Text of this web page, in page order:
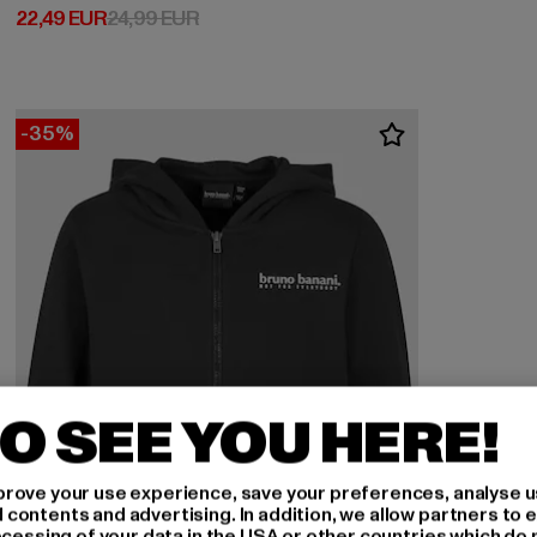
22,49 EUR
Derzeitiger Preis: 22,49 EUR
24,99 EURAktionspreis: 24,99 EUR
-35%
SEE YOU HERE!
your use experience, save your preferences, analyse
and advertising. In addition, we allow partners to